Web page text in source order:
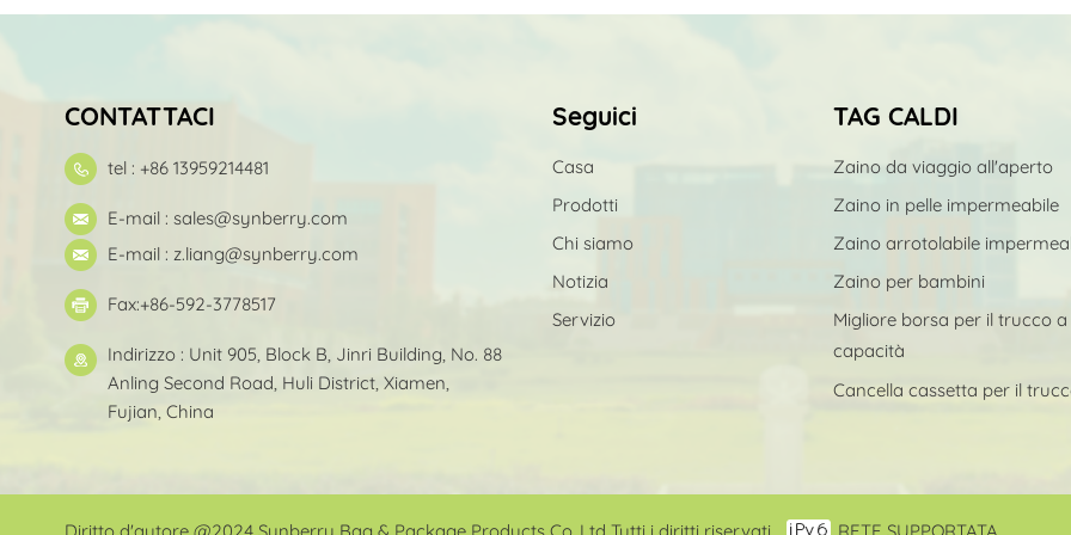
profondità di 1 metro).
ragionevole, una borsa
condizioni normali. Per
si tratta di borse in
hanno i loro punti di
precedenza. In termini
un vantaggio. Tuttavia,
rendendolo più adatto
Inoltre, il nylon è più
CONTATTACI
tel : +86 13959214481
E-mail : sales@synberry.com
E-mail : z.liang@synberry.com
Fax:+86-592-3778517
Indirizzo : Unit 905, Block B, Jinri Building, No. 88
Anling Second Road, Huli District, Xiamen,
Fujian, China
Seguici
Casa
Prodotti
Chi siamo
Notizia
Servizio
TAG CALDI
Zaino da viaggio all'aperto
Zaino in pelle impermeabile
Zaino arrotolabile
Zaino per bambini
Migliore borsa per il trucco
capacità
Cancella cassetta per il